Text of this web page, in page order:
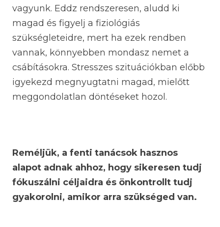
vagyunk. Eddz rendszeresen, aludd ki
magad és figyelj a fiziológiás
szükségleteidre, mert ha ezek rendben
vannak, könnyebben mondasz nemet a
csábításokra. Stresszes szituációkban előbb
igyekezd megnyugtatni magad, mielőtt
meggondolatlan döntéseket hozol.
Reméljük, a fenti tanácsok hasznos
alapot adnak ahhoz, hogy sikeresen tudj
fókuszálni céljaidra és önkontrollt tudj
gyakorolni, amikor arra szükséged van.